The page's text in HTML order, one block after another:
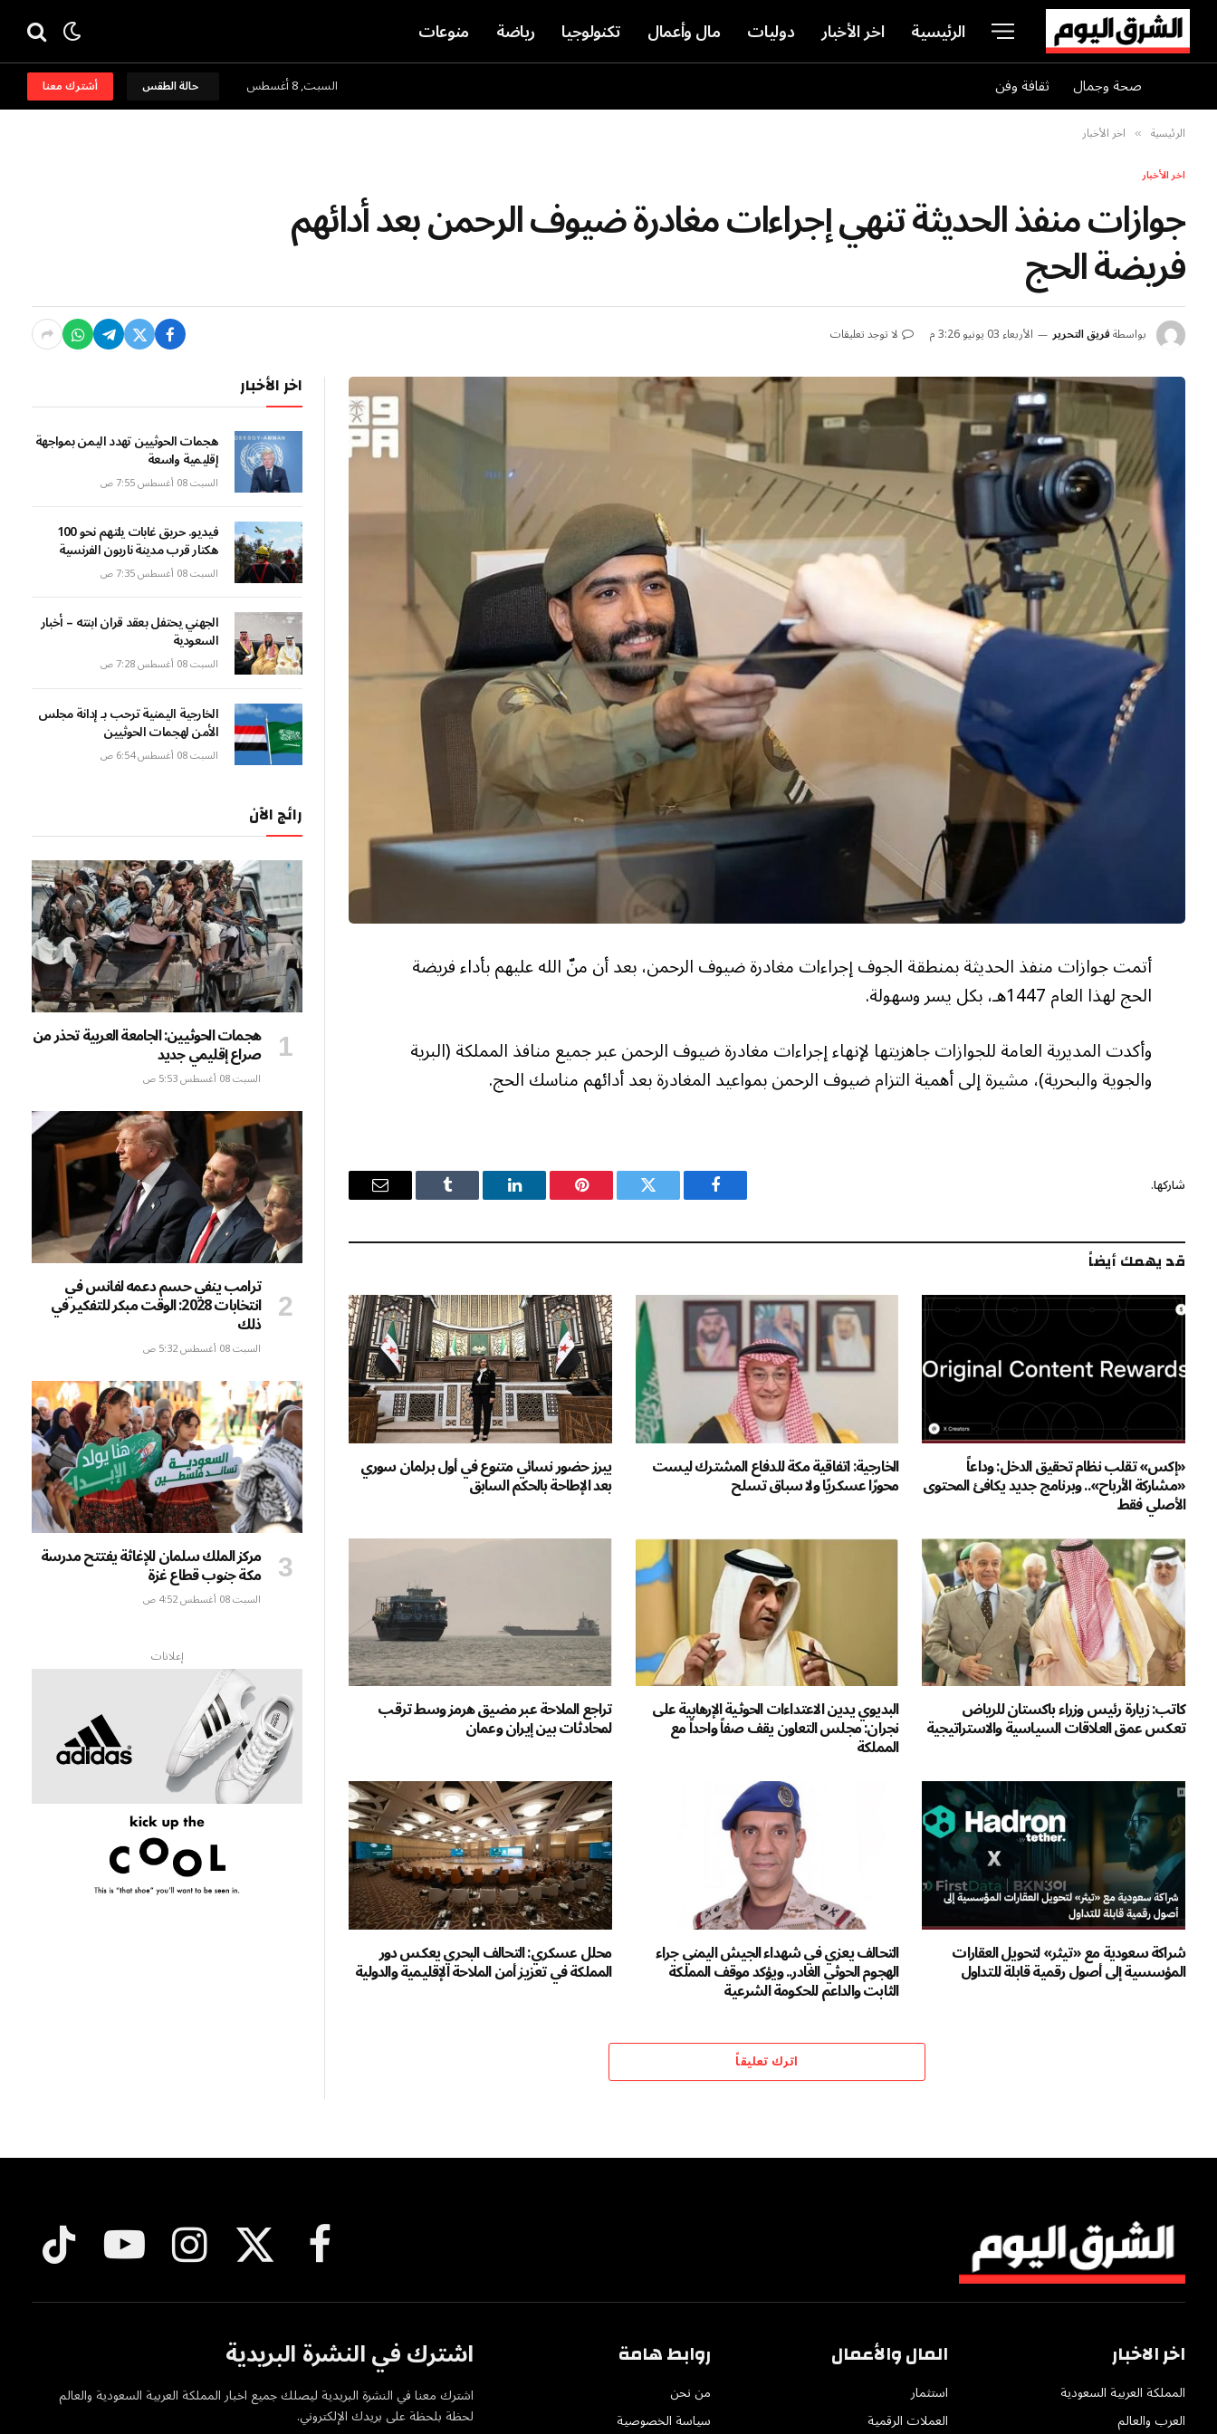
الرئيسية اخر الأخبار دوليات مال وأعمال تكنولوجيا رياضة منوعات
صحة وجمال ثقافة وفن السبت, 8 أغسطس حالة الطقس أشترك معنا
الرئيسية » اخر الأخبار
اخر الأخبار
جوازات منفذ الحديثة تنهي إجراءات مغادرة ضيوف الرحمن بعد أدائهم
فريضة الحج
بواسطةفريق التحرير الأربعاء 03 يونيو 3:26 م لا توجد تعليقات
أتمت جوازات منفذ الحديثة بمنطقة الجوف إجراءات مغادرة ضيوف الرحمن، بعد أن منّ الله عليهم بأداء فريضة
الحج لهذا العام 1447هـ، بكل يسر وسهولة.
وأكدت المديرية العامة للجوازات جاهزيتها لإنهاء إجراءات مغادرة ضيوف الرحمن عبر جميع منافذ المملكة (البرية
والجوية والبحرية)، مشيرة إلى أهمية التزام ضيوف الرحمن بمواعيد المغادرة بعد أدائهم مناسك الحج.
شاركها.
فيسبوك تويتر بينتيريستلينكدإن Tumblr
البريد
قد يهمك أيضاً
«إكس» تقلب نظام تحقيق الدخل: وداعاً
«مشاركة الأرباح».. وبرنامج جديد يكافئ المحتوى
الأصلي فقط
الخارجية: اتفاقية مكة للدفاع المشترك ليست
محورًا عسكريًا ولا سباق تسلح
يبرز حضور نسائي متنوع في أول برلمان سوري
بعد الإطاحة بالحكم السابق
كاتب: زيارة رئيس وزراء باكستان للرياض
تعكس عمق العلاقات السياسية والاستراتيجية
البديوي يدين الاعتداءات الحوثية الإرهابية على
نجران: مجلس التعاون يقف صفاً واحداً مع
المملكة
تراجع الملاحة عبر مضيق هرمز وسط ترقب
لمحادثات بين إيران وعمان
شراكة سعودية مع «تيثر» لتحويل العقارات
المؤسسية إلى أصول رقمية قابلة للتداول
التحالف يعزي في شهداء الجيش اليمني جراء
الهجوم الحوثي الغادر.. ويؤكد موقف المملكة
الثابت والداعم للحكومة الشرعية
محلل عسكري: التحالف البحري يعكس دور
المملكة في تعزيز أمن الملاحة الإقليمية والدولية
اترك تعليقاً
اخر الأخبار
هجمات الحوثيين تهدد اليمن بمواجهة
إقليمية واسعة
السبت 08 أغسطس 7:55 ص
فيديو. حريق غابات يلتهم نحو 100
هكتار قرب مدينة ناربون الفرنسية
السبت 08 أغسطس 7:35 ص
الجهني يحتفل بعقد قران ابنته – أخبار
السعودية
السبت 08 أغسطس 7:28 ص
الخارجية اليمنية ترحب بـ إدانة مجلس
الأمن لهجمات الحوثيين
السبت 08 أغسطس 6:54 ص
رائج الآن
هجمات الحوثيين: الجامعة العربية تحذر من
صراع إقليمي جديد
السبت 08 أغسطس 5:53 ص
ترامب ينفي حسم دعمه لفانس في
انتخابات 2028: الوقت مبكر للتفكير في
ذلك
السبت 08 أغسطس 5:32 ص
مركز الملك سلمان للإغاثة يفتتح مدرسة
مكة جنوب قطاع غزة
السبت 08 أغسطس 4:52 ص
إعلانات
فيسبوك X الانستغرام يوتيوب تيكتوك
اخر الاخبار
المملكة العربية السعودية
العرب والعالم
المال والأعمال
استثمار
العملات الرقمية
روابط هامة
من نحن
سياسة الخصوصية
اشترك في النشرة البريدية
اشترك معنا في النشرة البريدية ليصلك جميع اخبار المملكة العربية السعودية والعالم
لحظة بلحظة على بريدك الإلكتروني.